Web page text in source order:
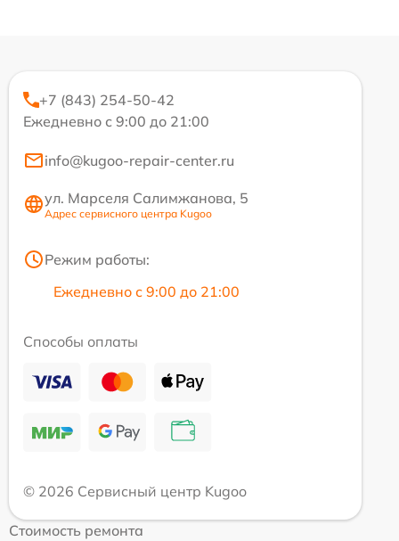
+7 (843) 254-50-42
Ежедневно с 9:00 до 21:00
info@kugoo-repair-center.ru
ул. Марселя Салимжанова, 5
Адрес сервисного центра Kugoo
Режим работы:
Ежедневно с 9:00 до 21:00
Способы оплаты
© 2026 Сервисный центр Kugoo
Стоимость ремонта